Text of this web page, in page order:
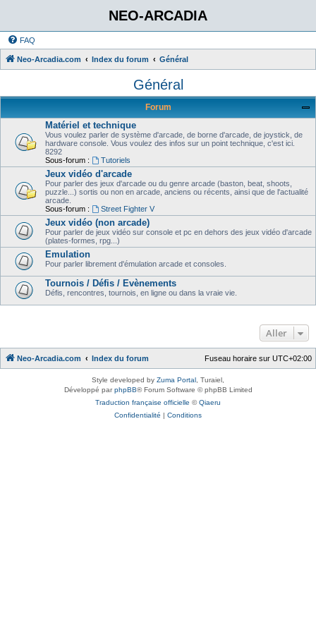
NEO-ARCADIA
FAQ
Neo-Arcadia.com Index du forum Général
Général
Forum
Matériel et technique
Vous voulez parler de système d'arcade, de borne d'arcade, de joystick, de
hardware console. Vous voulez des infos sur un point technique, c'est ici.
8292
Sous-forum :
Tutoriels
Jeux vidéo d'arcade
Pour parler des jeux d'arcade ou du genre arcade (baston, beat, shoots,
puzzle...) sortis ou non en arcade, anciens ou récents, ainsi que de l'actualité
arcade.
Sous-forum :
Street Fighter V
Jeux vidéo (non arcade)
Pour parler de jeux vidéo sur console et pc en dehors des jeux vidéo d'arcade
(plates-formes, rpg...)
Emulation
Pour parler librement d'émulation arcade et consoles.
Tournois / Défis / Evènements
Défis, rencontres, tournois, en ligne ou dans la vraie vie.
Aller
Neo-Arcadia.com Index du forum Fuseau horaire sur UTC+02:00
Style developed by Zuma Portal , Turaiel,
Développé parphpBB® Forum Software © phpBB Limited
Traduction française officielle ©Qiaeru
Confidentialité | Conditions